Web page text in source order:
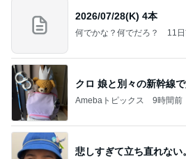
2026/07/28(K) 4本
何でかな？何でだろ？ 11
クロ 娘と別々の新幹線
Amebaトピックス 9時間前
悲しすぎて立ち直れない。